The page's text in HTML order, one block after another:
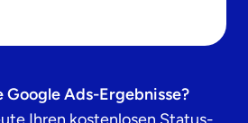
Ads-Ergebnisse?